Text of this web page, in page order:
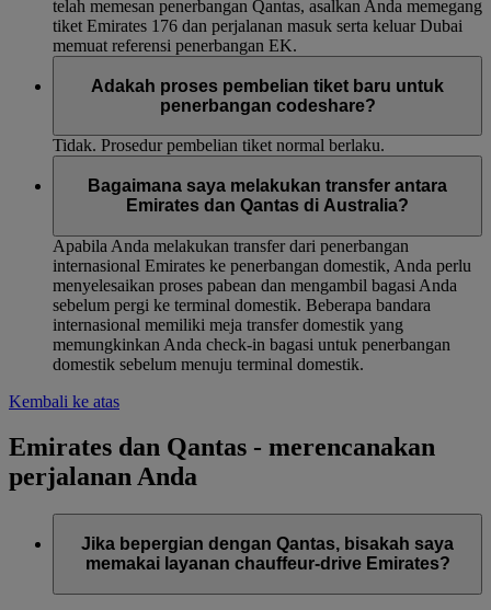
telah memesan penerbangan Qantas, asalkan Anda memegang
tiket Emirates 176 dan perjalanan masuk serta keluar Dubai
memuat referensi penerbangan EK.
Adakah proses pembelian tiket baru untuk
penerbangan codeshare?
Tidak. Prosedur pembelian tiket normal berlaku.
Bagaimana saya melakukan transfer antara
Emirates dan Qantas di Australia?
Apabila Anda melakukan transfer dari penerbangan
internasional Emirates ke penerbangan domestik, Anda perlu
menyelesaikan proses pabean dan mengambil bagasi Anda
sebelum pergi ke terminal domestik. Beberapa bandara
internasional memiliki meja transfer domestik yang
memungkinkan Anda check-in bagasi untuk penerbangan
domestik sebelum menuju terminal domestik.
Kembali ke atas
Emirates dan Qantas - merencanakan
perjalanan Anda
Jika bepergian dengan Qantas, bisakah saya
memakai layanan chauffeur-drive Emirates?